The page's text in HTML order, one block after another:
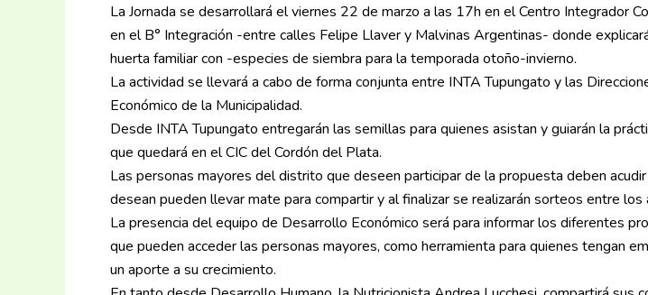
La Jornada se desarrollará el viernes 22 de marzo a las 17h en el Centro Integrador
en el B° Integración -entre calles Felipe Llaver y Malvinas Argentinas- donde
huerta familiar con -especies de siembra para la temporada otoño-invierno.
La actividad se llevará a cabo de forma conjunta entre INTA Tupungato y las
Económico de la Municipalidad.
Desde INTA Tupungato entregarán las semillas para quienes asistan y guiarán la
que quedará en el CIC del Cordón del Plata.
Las personas mayores del distrito que deseen participar de la propuesta deben
desean pueden llevar mate para compartir y al finalizar se realizarán sorteos entre los
La presencia del equipo de Desarrollo Económico será para informar los diferentes
que pueden acceder las personas mayores, como herramienta para quienes tengan
un aporte a su crecimiento.